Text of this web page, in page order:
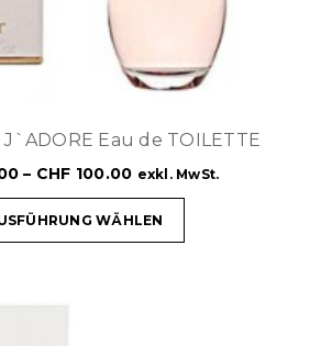
Eau de TOILETTE
– CHF 100.00 exkl. MwSt.
WÄHLEN